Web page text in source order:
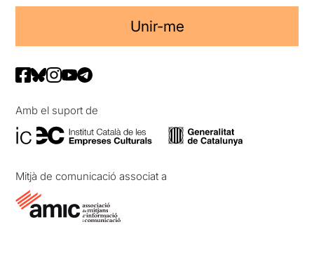
Unir-me
Amb el suport de
Mitjà de comunicació associat a